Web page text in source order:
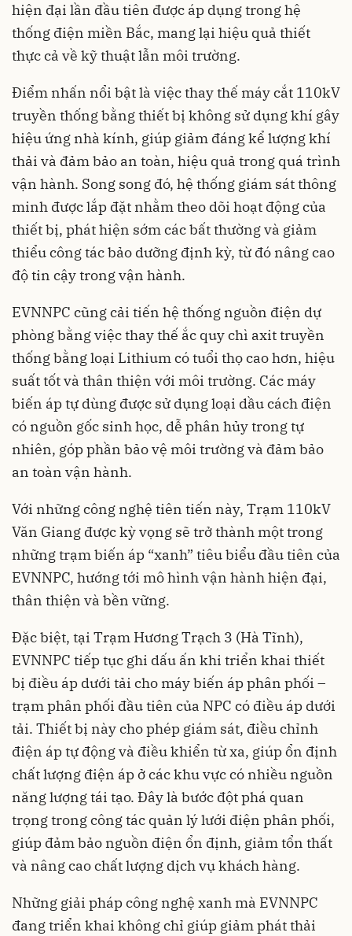
hiện đại lần đầu tiên được áp dụng trong hệ
thống điện miền Bắc, mang lại hiệu quả thiết
thực cả về kỹ thuật lẫn môi trường.
Điểm nhấn nổi bật là việc thay thế máy cắt 110kV
truyền thống bằng thiết bị không sử dụng khí gây
hiệu ứng nhà kính, giúp giảm đáng kể lượng khí
thải và đảm bảo an toàn, hiệu quả trong quá trình
vận hành. Song song đó, hệ thống giám sát thông
minh được lắp đặt nhằm theo dõi hoạt động của
thiết bị, phát hiện sớm các bất thường và giảm
thiểu công tác bảo dưỡng định kỳ, từ đó nâng cao
độ tin cậy trong vận hành.
EVNNPC cũng cải tiến hệ thống nguồn điện dự
phòng bằng việc thay thế ắc quy chì axit truyền
thống bằng loại Lithium có tuổi thọ cao hơn, hiệu
suất tốt và thân thiện với môi trường. Các máy
biến áp tự dùng được sử dụng loại dầu cách điện
có nguồn gốc sinh học, dễ phân hủy trong tự
nhiên, góp phần bảo vệ môi trường và đảm bảo
an toàn vận hành.
Với những công nghệ tiên tiến này, Trạm 110kV
Văn Giang được kỳ vọng sẽ trở thành một trong
những trạm biến áp “xanh” tiêu biểu đầu tiên của
EVNNPC, hướng tới mô hình vận hành hiện đại,
thân thiện và bền vững.
Đặc biệt, tại Trạm Hương Trạch 3 (Hà Tĩnh),
EVNNPC tiếp tục ghi dấu ấn khi triển khai thiết
bị điều áp dưới tải cho máy biến áp phân phối –
trạm phân phối đầu tiên của NPC có điều áp dưới
tải. Thiết bị này cho phép giám sát, điều chỉnh
điện áp tự động và điều khiển từ xa, giúp ổn định
chất lượng điện áp ở các khu vực có nhiều nguồn
năng lượng tái tạo. Đây là bước đột phá quan
trọng trong công tác quản lý lưới điện phân phối,
giúp đảm bảo nguồn điện ổn định, giảm tổn thất
và nâng cao chất lượng dịch vụ khách hàng.
Những giải pháp công nghệ xanh mà EVNNPC
đang triển khai không chỉ giúp giảm phát thải